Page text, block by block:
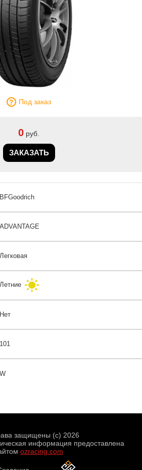
Под заказ
0 руб.
ЗАКАЗАТЬ
BFGoodrich
ADVANTAGE
Легковая
Летние
Нет
101
W
защищены (с) 2026
информация предоставлена
ozracing.com